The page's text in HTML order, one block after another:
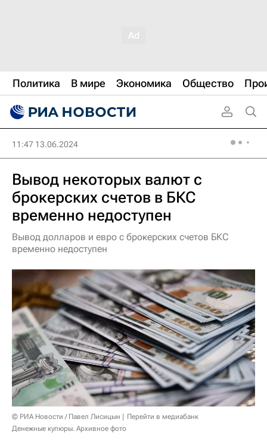
Политика В мире Экономика Общество
11:47 13.06.2024
Вывод некоторых валют с
брокерских счетов в БКС
временно недоступен
Вывод долларов и евро с брокерских счетов БКС
временно недоступен
© РИА Новости / Павел Лисицын
Перейти в медиабанк
Денежные купюры. Архивное фото